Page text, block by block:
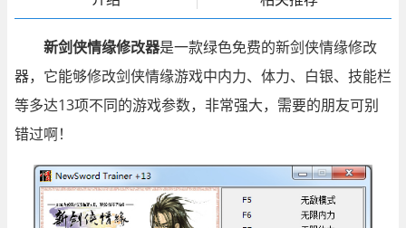
新剑侠情缘修改器是一款绿色免费的新剑侠情缘修改
器，它能够修改剑侠情缘游戏中内力、体力、白银、技能栏
等多达13项不同的游戏参数，非常强大，需要的朋友可别
错过啊！